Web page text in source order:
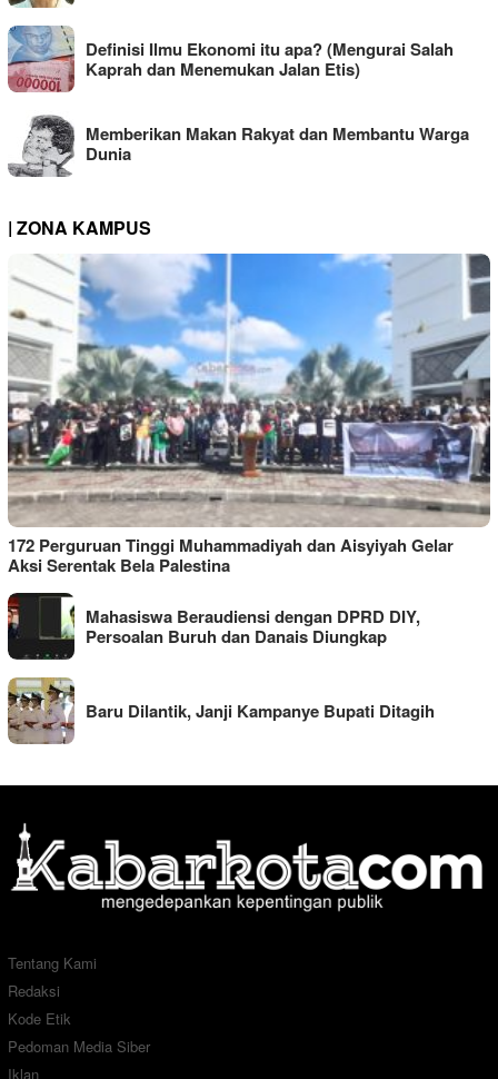
Definisi Ilmu Ekonomi itu apa? (Mengurai Salah
Kaprah dan Menemukan Jalan Etis)
Memberikan Makan Rakyat dan Membantu Warga
Dunia
| ZONA KAMPUS
172 Perguruan Tinggi Muhammadiyah dan Aisyiyah Gelar
Aksi Serentak Bela Palestina
Mahasiswa Beraudiensi dengan DPRD DIY,
Persoalan Buruh dan Danais Diungkap
Baru Dilantik, Janji Kampanye Bupati Ditagih
Tentang Kami
Redaksi
Kode Etik
Pedoman Media Siber
Iklan